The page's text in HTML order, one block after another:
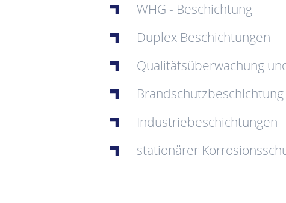
WHG - Beschichtung
Duplex Beschichtungen
Qualitätsüberwachung
Industriebeschichtungen
stationärer